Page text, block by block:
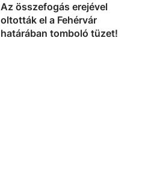
Az összefogás erejével
oltották el a Fehérvár
határában tomboló tüzet!